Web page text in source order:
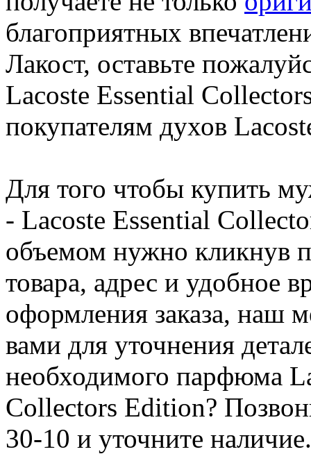
благоприятных
Лакост, оставьте
Lacoste Essential
покупателям духов
Для того чтобы купить
- Lacoste Essential
объемом нужно кликнув
товара, адрес и удобное
оформления заказа, наш
вами для уточнения
необходимого парфюма
Collectors Edition?
30-10 и уточните наличие.